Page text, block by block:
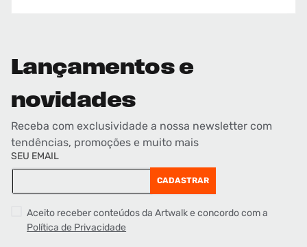
Lançamentos e
novidades
Receba com exclusividade a nossa newsletter com
tendências, promoções e muito mais
SEU EMAIL
CADASTRAR
Aceito receber conteúdos da Artwalk e concordo com a
Política de Privacidade